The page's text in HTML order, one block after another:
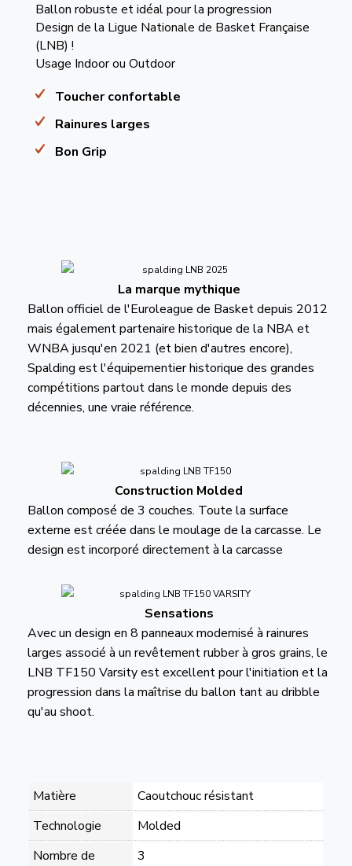
Ballon robuste et idéal pour la progression
Design de la Ligue Nationale de Basket Française
(LNB) !
Usage Indoor ou Outdoor
Toucher confortable
Rainures larges
Bon Grip
La marque mythique
Ballon officiel de l'Euroleague de Basket depuis 2012
mais également partenaire historique de la NBA et
WNBA jusqu'en 2021 (et bien d'autres encore),
Spalding est l'équipementier historique des grandes
compétitions partout dans le monde depuis des
décennies, une vraie référence.
Construction Molded
Ballon composé de 3 couches. Toute la surface
externe est créée dans le moulage de la carcasse. Le
design est incorporé directement à la carcasse
Sensations
Avec un design en 8 panneaux modernisé à rainures
larges associé à un revêtement rubber à gros grains, le
LNB TF150 Varsity est excellent pour l'initiation et la
progression dans la maîtrise du ballon tant au dribble
qu'au shoot.
Matière
Caoutchouc résistant
Technologie
Molded
Nombre de
3